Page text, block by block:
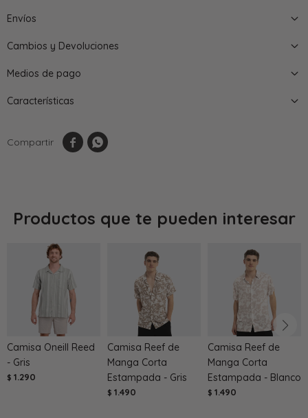
Envíos
Cambios y Devoluciones
Medios de pago
Características
 
Productos que te pueden interesar
Camisa Oneill Reed
- Gris
$ 1.290
Camisa Reef de
Manga Corta
Estampada - Gris
$ 1.490
Camisa Reef de
Manga Corta
Estampada - Blanco
$ 1.490